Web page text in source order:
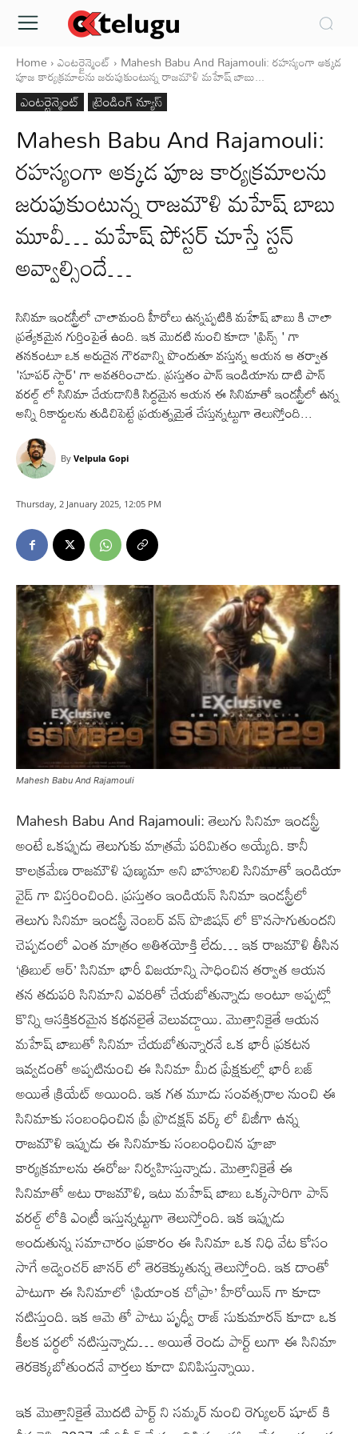
Home ఎంటర్టైన్మెంట్ Mahesh Babu And Rajamouli: రహస్యంగా అక్కడ
పూజ కార్యక్రమాలను జరుపుకుంటున్న రాజమౌళి మహేష్ బాబు...
ఎంటర్టైన్మెంట్ ట్రెండింగ్ న్యూస్
Mahesh Babu And Rajamouli:
రహస్యంగా అక్కడ పూజ కార్యక్రమాలను
జరుపుకుంటున్న రాజమౌళి మహేష్ బాబు
మూవీ… మహేష్ పోస్టర్ చూస్తే స్టన్
అవ్వాల్సిందే…
సినిమా ఇండస్ట్రీలో చాలామంది హీరోలు ఉన్నప్పటికి మహేష్ బాబు కి చాలా
ప్రత్యేకమైన గుర్తింపైతే ఉంది. ఇక మొదటి నుంచి కూడా 'ప్రిన్స్ ' గా
తనకంటూ ఒక అరుదైన గౌరవాన్ని పొందుతూ వస్తున్న ఆయన ఆ తర్వాత
'సూపర్ స్టార్' గా అవతరించాడు. ప్రస్తుతం పాన్ ఇండియాను దాటి పాన్
వరల్డ్ లో సినిమా చేయడానికి సిద్ధమైన ఆయన ఈ సినిమాతో ఇండస్ట్రీలో ఉన్న
అన్ని రికార్డులను తుడిచిపెట్టే ప్రయత్నమైతే చేస్తున్నట్టుగా తెలుస్తోంది...
By Velpula Gopi
Thursday, 2 January 2025, 12:05 PM
Mahesh Babu And Rajamouli
Mahesh Babu And Rajamouli: తెలుగు సినిమా ఇండస్ట్రీ
అంటే ఒకప్పుడు తెలుగుకు మాత్రమే పరిమితం అయ్యేది. కానీ
కాలక్రమేణ రాజమౌళి పుణ్యమా అని బాహుబలి సినిమాతో ఇండియా
వైడ్ గా విస్తరించింది. ప్రస్తుతం ఇండియన్ సినిమా ఇండస్ట్రీలో
తెలుగు సినిమా ఇండస్ట్రీ నెంబర్ వన్ పొజిషన్ లో కొనసాగుతుందని
చెప్పడంలో ఎంత మాత్రం అతిశయోక్తి లేదు… ఇక రాజమౌళి తీసిన
‘త్రిబుల్ ఆర్’ సినిమా భారీ విజయాన్ని సాధించిన తర్వాత ఆయన
తన తదుపరి సినిమాని ఎవరితో చేయబోతున్నాడు అంటూ అప్పట్లో
కొన్ని ఆసక్తికరమైన కథనలైతే వెలువడ్డాయి. మొత్తానికైతే ఆయన
మహేష్ బాబుతో సినిమా చేయబోతున్నారనే ఒక భారీ ప్రకటన
ఇవ్వడంతో అప్పటినుంచి ఈ సినిమా మీద ప్రేక్షకుల్లో భారీ బజ్
అయితే క్రియేట్ అయింది. ఇక గత మూడు సంవత్సరాల నుంచి ఈ
సినిమాకు సంబంధించిన ప్రీ ప్రొడక్షన్ వర్క్ లో బిజీగా ఉన్న
రాజమౌళి ఇప్పుడు ఈ సినిమాకు సంబంధించిన పూజా
కార్యక్రమాలను ఈరోజు నిర్వహిస్తున్నాడు. మొత్తానికైతే ఈ
సినిమాతో అటు రాజమౌళి, ఇటు మహేష్ బాబు ఒక్కసారిగా పాన్
వరల్డ్ లోకి ఎంట్రీ ఇస్తున్నట్టుగా తెలుస్తోంది. ఇక ఇప్పుడు
అందుతున్న సమాచారం ప్రకారం ఈ సినిమా ఒక నిధి వేట కోసం
సాగే అడ్వెంచర్ జానర్ లో తెరకెక్కుతున్న తెలుస్తోంది. ఇక దాంతో
పాటుగా ఈ సినిమాలో ‘ప్రియాంక చోప్రా’ హీరోయిన్ గా కూడా
నటిస్తుంది. ఇక ఆమె తో పాటు పృధ్వీ రాజ్ సుకుమారన్ కూడా ఒక
కీలక పర్థలో నటిస్తున్నాడు… అయితే రెండు పార్ట్ లుగా ఈ సినిమా
తెరకెక్కబోతుందనే వార్తలు కూడా వినిపిస్తున్నాయి.
ఇక మొత్తానికైతే మొదటి పార్ట్ ని సమ్మర్ నుంచి రెగ్యులర్ షూట్ కి